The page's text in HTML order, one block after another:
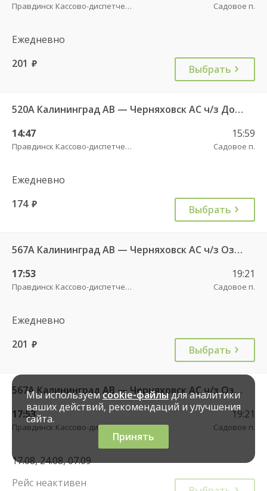
Правдинск Кассово-диспетчерский пункт Садовое п.
Ежедневно
201 руб. Выбрать
520А Калининград АВ — Черняховск АС ч/з Домново п., Правдинск КДП
14:47
Правдинск Кассово-диспетчерский пункт
15:59
Садовое п.
Ежедневно
174 руб. Выбрать
567А Калининград АВ — Черняховск АС ч/з Озерки п., Правдинск КДП, Железнодорожный КДП
17:53
Правдинск Кассово-диспетчерский пункт
19:21
Садовое п.
Ежедневно
201 руб. Выбрать
567А Калининград АВ — Черняховск АС ч/з Озерки п., Правдинск КДП, Железнодорожный КДП
17:53
Правдинск Кассово-диспетчерский пункт
19:21
Садовое п.
17.08, 24.08, 07.09
Рейс неактивен
Мы используемcookie-файлыдля аналитики
ваших действий, рекомендаций и улучшения
сайта.
Принять